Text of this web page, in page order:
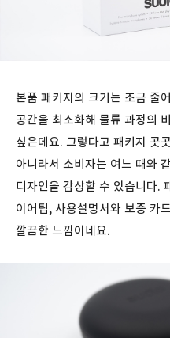
본품 패키지의 크기는 조금 줄
공간을 최소화해 물류 과정의
싶은데요. 그렇다고 패키지 곳
아니라서 소비자는 여느 때와
디자인을 감상할 수 있습니다.
이어팁, 사용설명서와 보증 카
깔끔한 느낌이네요.